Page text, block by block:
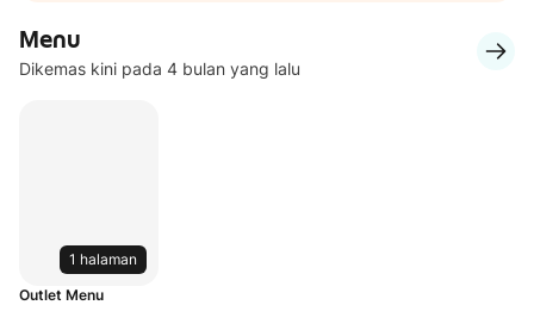
Menu
Dikemas kini pada 4 bulan yang lalu
1 halaman
Outlet Menu